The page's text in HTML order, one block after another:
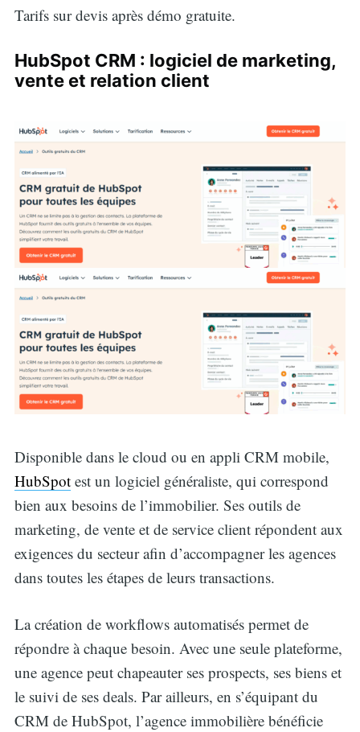
Tarifs sur devis après démo gratuite.
HubSpot CRM : logiciel de marketing,
vente et relation client
Disponible dans le cloud ou en appli CRM mobile,
HubSpotest un logiciel généraliste, qui correspond
bien aux besoins de l’immobilier. Ses outils de
marketing, de vente et de service client répondent aux
exigences du secteur afin d’accompagner les agences
dans toutes les étapes de leurs transactions.
La création de workflows automatisés permet de
répondre à chaque besoin. Avec une seule plateforme,
une agence peut chapeauter ses prospects, ses biens et
le suivi de ses deals. Par ailleurs, en s’équipant du
CRM de HubSpot, l’agence immobilière bénéficie